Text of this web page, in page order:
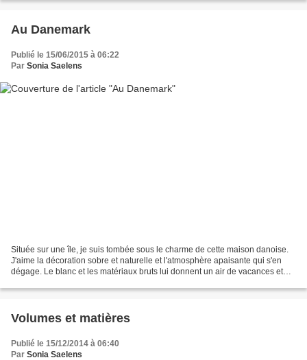
Au Danemark
Publié le 15/06/2015 à 06:22
Par Sonia Saelens
Située sur une île, je suis tombée sous le charme de cette maison danoise.
J'aime la décoration sobre et naturelle et l'atmosphère apaisante qui s'en
dégage. Le blanc et les matériaux bruts lui donnent un air de vacances et
Volumes et matières
Publié le 15/12/2014 à 06:40
Par Sonia Saelens